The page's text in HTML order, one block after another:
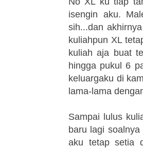
isengin aku.
sih...dan
kuliahpun XL
kuliah aja buat
hingga pukul 6
keluargaku di
lama-lama
Sampai lulus
baru lagi
aku tetap setia